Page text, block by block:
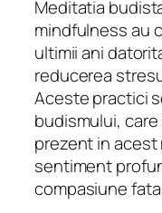
Meditatia
mindfulness au
ultimii ani
reducerea
Aceste practici
budismului,
prezent in acest
sentiment
compasiune